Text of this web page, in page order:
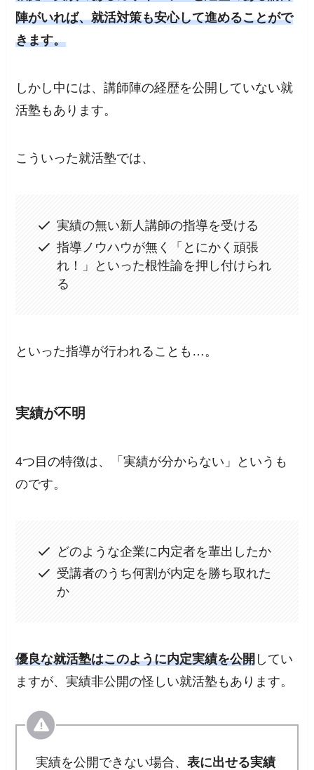
陣がいれば、就活対策も安心して進めることがで
きます。
しかし中には、講師陣の経歴を公開していない就
活塾もあります。
こういった就活塾では、
実績の無い新人講師の指導を受ける
指導ノウハウが無く「とにかく頑張
れ！」といった根性論を押し付けられ
る
といった指導が行われることも…。
実績が不明
4つ目の特徴は、「実績が分からない」というも
のです。
どのような企業に内定者を輩出したか
受講者のうち何割が内定を勝ち取れた
か
優良な就活塾はこのように内定実績を公開 してい
ますが、実績非公開の怪しい就活塾もあります。
実績を公開できない場合、表に出せる実績